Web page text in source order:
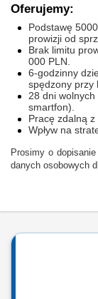
Oferujemy:
Podstawę
prowizji od
Brak limitu
000 PLN.
6-godzinny
spędzony przy
28 dni
smartfon).
Pracę zdalną z
Wpływ na
Prosimy o
danych osobowych